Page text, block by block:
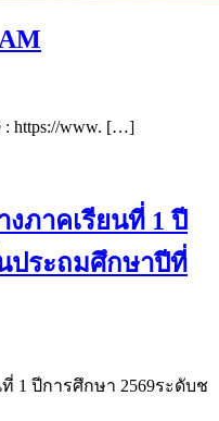
: https://www. […]
ภาคเรียนที่ 1 ปี
ประถมศึกษาปีที่
1 ปีการศึกษา 2569ระดับช